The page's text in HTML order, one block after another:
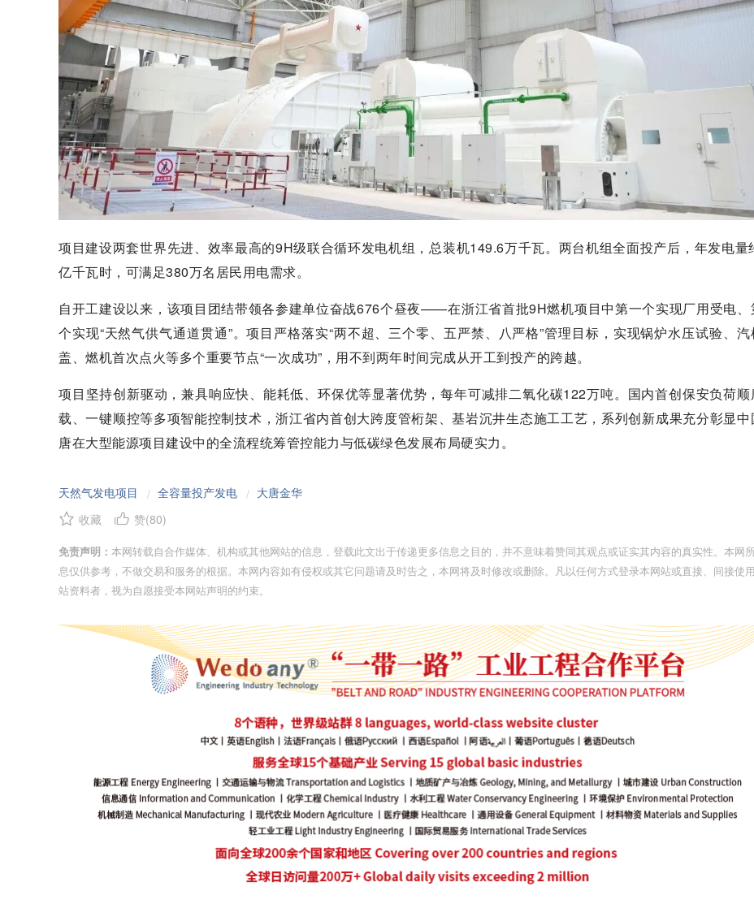
项目建设两套世界先进、效率最高的9H级联合循环发电机组，总装机149.6万千瓦。两台机组全面投产后，年发电量
亿千瓦时，可满足380万名居民用电需求。
自开工建设以来，该项目团结带领各参建单位奋战676个昼夜——在浙江省首批9H燃机项目中第一个实现厂用受电、
个实现“天然气供气通道贯通”。项目严格落实“两不超、三个零、五严禁、八严格”管理目标，实现锅炉水压试验、汽
盖、燃机首次点火等多个重要节点“一次成功”，用不到两年时间完成从开工到投产的跨越。
项目坚持创新驱动，兼具响应快、能耗低、环保优等显著优势，每年可减排二氧化碳122万吨。国内首创保安负荷顺
载、一键顺控等多项智能控制技术，浙江省内首创大跨度管桁架、基岩沉井生态施工工艺，系列创新成果充分彰显中
唐在大型能源项目建设中的全流程统筹管控能力与低碳绿色发展布局硬实力。
天然气发电项目 / 全容量投产发电 / 大唐金华
收藏
赞(80)
免责声明： 本网转载自合作媒体、机构或其他网站的信息，登载此文出于传递更多信息之目的，并不意味着赞同其观点或证实其内容的真实性。本网
息仅供参考，不做交易和服务的根据。本网内容如有侵权或其它问题请及时告之，本网将及时修改或删除。凡以任何方式登录本网站或直接、间接使
站资料者，视为自愿接受本网站声明的约束。